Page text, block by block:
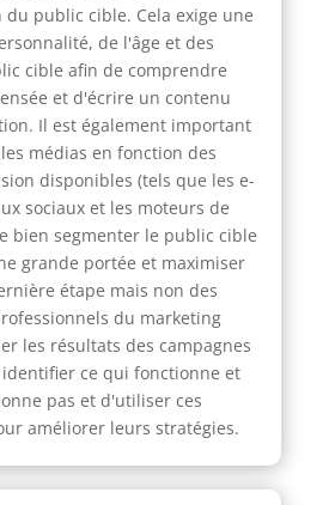
public cible. Cela exige une
de l'âge et des
cible afin de comprendre
et d'écrire un contenu
Il est également important
médias en fonction des
disponibles (tels que les e-
sociaux et les moteurs de
bien segmenter le public cible
grande portée et maximiser
étape mais non des
du marketing
les résultats des campagnes
ce qui fonctionne et
pas et d'utiliser ces
améliorer leurs stratégies.